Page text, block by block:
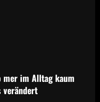
mer im Alltag kaum